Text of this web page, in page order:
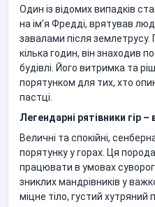
Один із відомих випадків
на ім’я Фредді, врятував
завалами після
кілька годин, він знаходив
будівлі. Його витримка та
порятунком для тих, хто
пастці.
Легендарні рятівники гір
Величні та спокійні,
порятунку у горах. Ця
працювати в умовах
зниклих мандрівників у
міцне тіло, густий хутряний